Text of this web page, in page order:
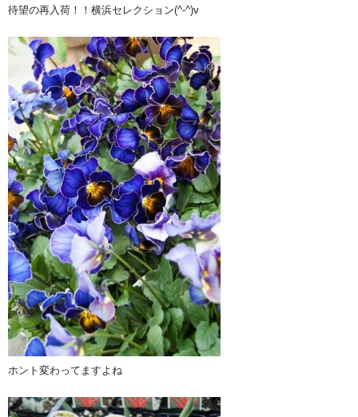
待望の再入荷！！横浜セレクション(^-^)v
ホント変わってますよね